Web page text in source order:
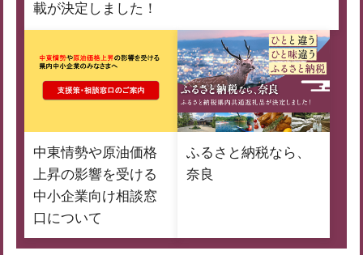
載が決定しました！
中東情勢や原油価格
上昇の影響を受ける
中小企業向け相談窓
口について
ふるさと納税なら、
奈良